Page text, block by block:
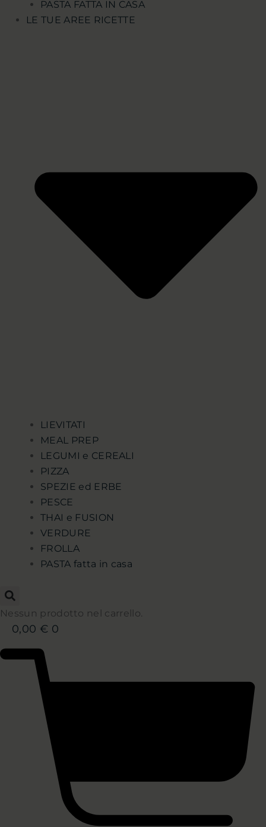
PASTA FATTA IN CASA
LE TUE AREE RICETTE
LIEVITATI
MEAL PREP
LEGUMI e CEREALI
PIZZA
SPEZIE ed ERBE
PESCE
THAI e FUSION
VERDURE
FROLLA
PASTA fatta in casa
Nessun prodotto nel carrello.
0,00 € 0